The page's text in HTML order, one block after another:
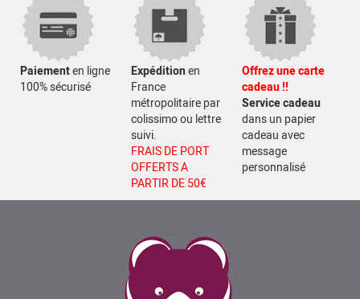
Paiementen ligne
100% sécurisé
Expéditionen
France
métropolitaire par
colissimo ou lettre
suivi.
FRAIS DE PORT
OFFERTS A
PARTIR DE 50€
Offrez une carte
cadeau !!
Service cadeau
dans un papier
cadeau avec
message
personnalisé